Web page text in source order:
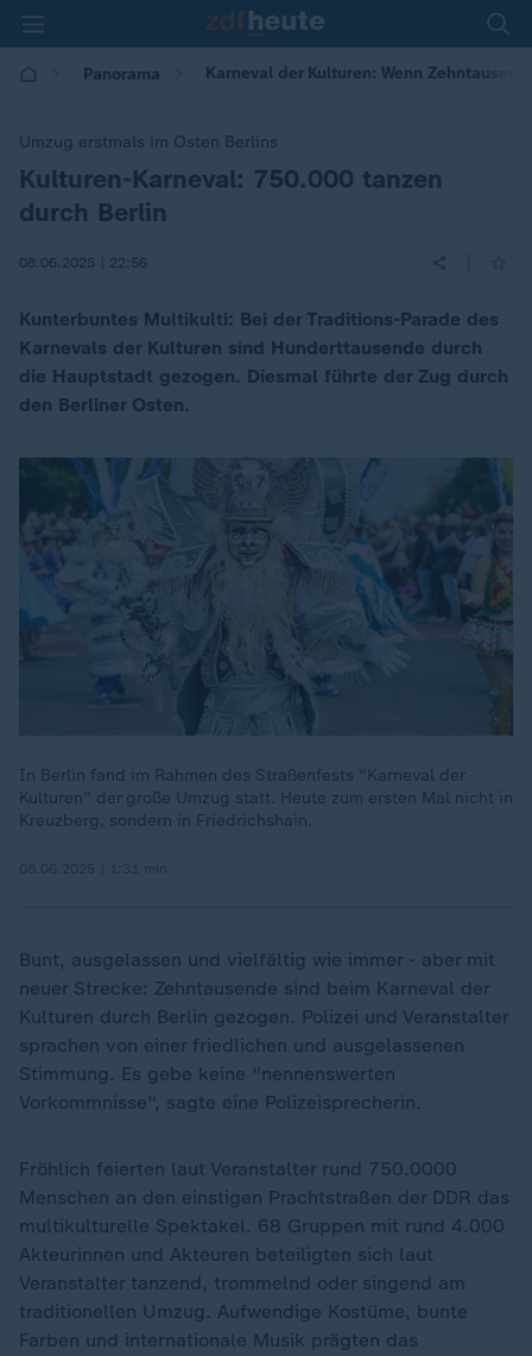
Panorama Karneval der Kulturen: Wenn
Umzug erstmals im Osten Berlins
:Kulturen-Karneval: 750.000 tanzen
durch Berlin
08.06.2025 | 22:56
Kunterbuntes Multikulti: Bei der Traditions-Parade des
Karnevals der Kulturen sind Hunderttausende durch
die Hauptstadt gezogen. Diesmal führte der Zug durch
den Berliner Osten.
Es ist ein Fehler aufgetreten. Versuche
es später noch einmal. Errorcode:1
In Berlin fand im Rahmen des Straßenfests "Karneval der
Kulturen" der große Umzug statt. Heute zum ersten Mal nicht in
Kreuzberg, sondern in Friedrichshain.
Bunt, ausgelassen und vielfältig wie immer - aber mit
neuer Strecke: Zehntausende sind beim Karneval der
Kulturen durch Berlin gezogen. Polizei und Veranstalter
sprachen von einer friedlichen und ausgelassenen
Stimmung. Es gebe keine "nennenswerten
Vorkommnisse", sagte eine Polizeisprecherin.
Fröhlich feierten laut Veranstalter rund 750.0000
Menschen an den einstigen Prachtstraßen der DDR das
multikulturelle Spektakel. 68 Gruppen mit rund 4.000
Akteurinnen und Akteuren beteiligten sich laut
Veranstalter tanzend, trommelnd oder singend am
traditionellen Umzug. Aufwendige Kostüme, bunte
Farben und internationale Musik prägten das